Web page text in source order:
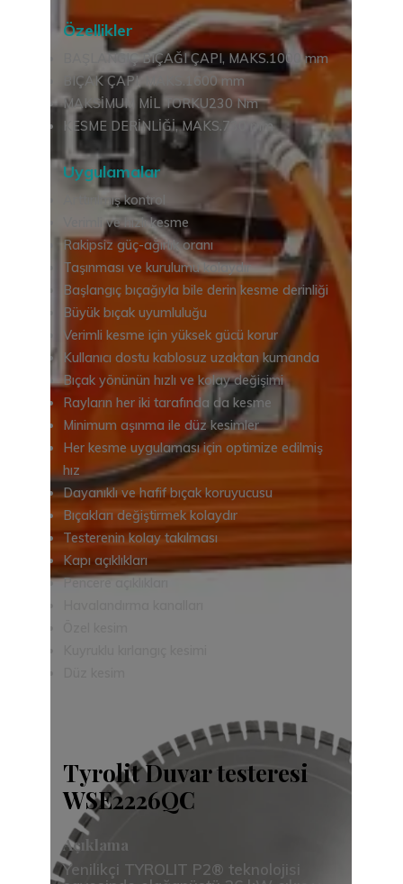
Özellikler
BAŞLANGIÇ ​​BIÇAĞI ÇAPI, MAKS.1000 mm
BIÇAK ÇAPI, MAKS.1600 mm
MAKSİMUM MİL TORKU230 Nm
KESME DERİNLİĞİ, MAKS.730 mm
Uygulamalar
Arttırılmış kontrol
Verimli ve hızlı kesme
Rakipsiz güç-ağırlık oranı
Taşınması ve kurulumu kolaydır
Başlangıç ​​bıçağıyla bile derin kesme derinliği
Büyük bıçak uyumluluğu
Verimli kesme için yüksek gücü korur
Kullanıcı dostu kablosuz uzaktan kumanda
Bıçak yönünün hızlı ve kolay değişimi
Rayların her iki tarafında da kesme
Minimum aşınma ile düz kesimler
Her kesme uygulaması için optimize edilmiş
hız
Dayanıklı ve hafif bıçak koruyucusu
Bıçakları değiştirmek kolaydır
Testerenin kolay takılması
Kapı açıklıkları
Pencere açıklıkları
Tyrolit Duvar testeresi
WSE2226QC
Açıklama
Yenilikçi TYROLIT P2® teknolojisi